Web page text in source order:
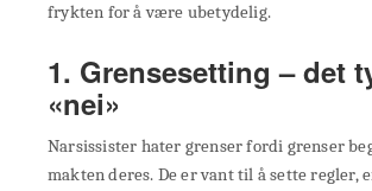
frykten for å være ubetydelig.
1. Grensesetting – det
«nei»
Narsissister hater grenser fordi grenser
makten deres. De er vant til å sette regler,